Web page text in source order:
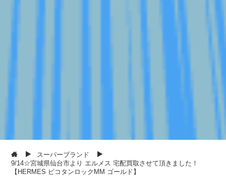
スーパーブランド
9/14☆宮城県仙台市より エルメス 宅配買取させて頂きました！
【HERMES ピコタンロックMM ゴールド】